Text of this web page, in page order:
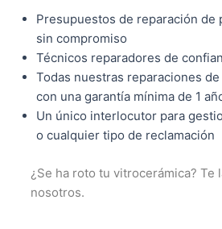
Presupuestos de reparación de
sin compromiso
Técnicos reparadores de
Todas nuestras reparaciones
con una garantía mínima de 1
Un único interlocutor para
o cualquier tipo de reclamación
¿Se ha roto tu vitrocerámica? Te
nosotros.